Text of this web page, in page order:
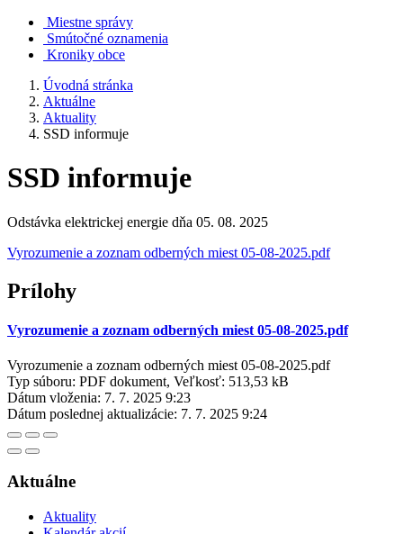
Miestne správy
Smútočné oznamenia
Kroniky obce
Úvodná stránka
Aktuálne
Aktuality
SSD informuje
SSD informuje
Odstávka elektrickej energie dňa 05. 08. 2025
Vyrozumenie a zoznam odberných miest 05-08-2025.pdf
Prílohy
Vyrozumenie a zoznam odberných miest 05-08-2025.pdf
Vyrozumenie a zoznam odberných miest 05-08-2025.pdf
Typ súboru: PDF dokument, Veľkosť: 513,53 kB
Dátum vloženia: 7. 7. 2025 9:23
Dátum poslednej aktualizácie: 7. 7. 2025 9:24
Aktuálne
Aktuality